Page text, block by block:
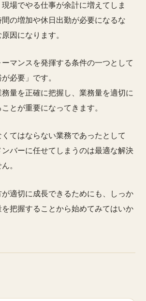
場でやる仕事が余計に増えてしま
の増加や休日出勤が必要になるな
因になります。
マンスを発揮する条件の一つとして
必要」です。
量を正確に把握し、業務量を適切に
とが重要になってきます。
てはならない業務であったとして
ンバーに任せてしまうのは最適な解決
。
適切に成長できるためにも、しっか
を把握することから始めてみてはいか